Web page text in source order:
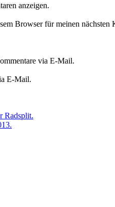
anzeigen.
Browser für meinen nächsten
via E-Mail.
E-Mail.
Radsplit.